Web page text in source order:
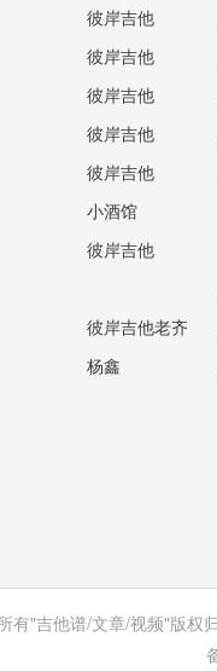
彼岸吉他
彼岸吉他
彼岸吉他
彼岸吉他
彼岸吉他
小酒馆
彼岸吉他
彼岸吉他老齐
杨鑫
有"吉他谱/文章/视频"版权